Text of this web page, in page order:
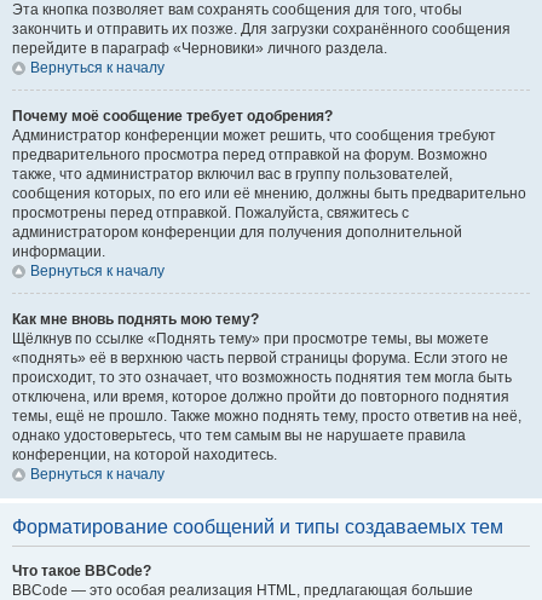
Эта кнопка позволяет вам сохранять сообщения для того, чтобы
закончить и отправить их позже. Для загрузки сохранённого сообщения
перейдите в параграф «Черновики» личного раздела.
Вернуться к началу
Почему моё сообщение требует одобрения?
Администратор конференции может решить, что сообщения требуют
предварительного просмотра перед отправкой на форум. Возможно
также, что администратор включил вас в группу пользователей,
сообщения которых, по его или её мнению, должны быть предварительно
просмотрены перед отправкой. Пожалуйста, свяжитесь с
администратором конференции для получения дополнительной
информации.
Вернуться к началу
Как мне вновь поднять мою тему?
Щёлкнув по ссылке «Поднять тему» при просмотре темы, вы можете
«поднять» её в верхнюю часть первой страницы форума. Если этого не
происходит, то это означает, что возможность поднятия тем могла быть
отключена, или время, которое должно пройти до повторного поднятия
темы, ещё не прошло. Также можно поднять тему, просто ответив на неё,
однако удостоверьтесь, что тем самым вы не нарушаете правила
конференции, на которой находитесь.
Вернуться к началу
Форматирование сообщений и типы создаваемых тем
Что такое BBCode?
BBCode — это особая реализация HTML, предлагающая большие